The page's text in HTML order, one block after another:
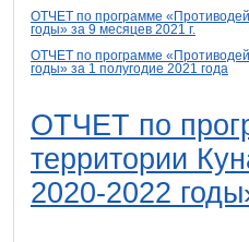
ОТЧЕТ по программе
годы» за 9 месяцев 2021 г.
ОТЧЕТ по программе
годы» за 1 полугодие 2021 года
ОТЧЕТ по
территории
2020-2022